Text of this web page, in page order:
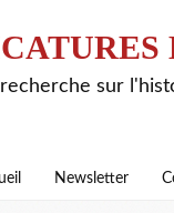
sur
Newsletter